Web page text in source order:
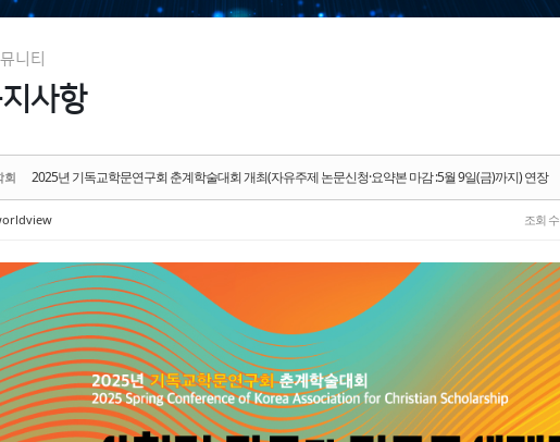
니티
사항
회 2025년 기독교학문연구회 춘계학술대회 개최(자유주제 논문신청·요약본 마감 :5월 9일(금)까지) 연장
조회 수